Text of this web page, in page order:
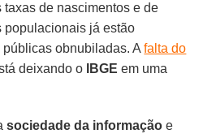
de nascimentos e de
populacionais já estão
obnubiladas. Afalta do
deixando o IBGE em uma
sociedade da informação e